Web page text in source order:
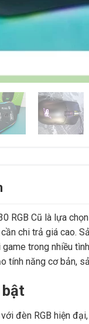
RGB Cũ là lựa
chi trả giá cao.
trong nhiều
tính năng cơ bản,
đèn RGB hiện